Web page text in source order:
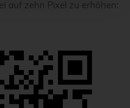
auf zehn Pixel zu erhöhen: